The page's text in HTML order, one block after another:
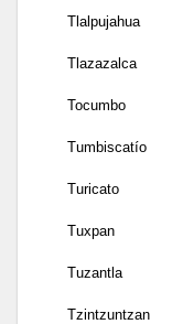
Tlalpujahua
Tlazazalca
Tocumbo
Tumbiscatío
Turicato
Tuxpan
Tuzantla
Tzintzuntzan